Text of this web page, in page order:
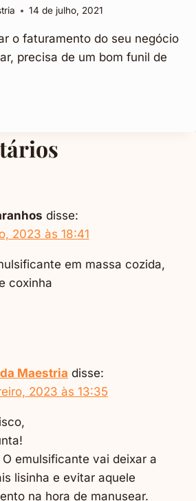
14 de julho, 2021
o faturamento do seu negócio
precisa de um bom funil de
disse:
2023 às 18:41
em massa cozida,
coxinha
Maestria disse:
2023 às 13:35
O emulsificante vai deixar a
lisinha e evitar aquele
na hora de manusear.